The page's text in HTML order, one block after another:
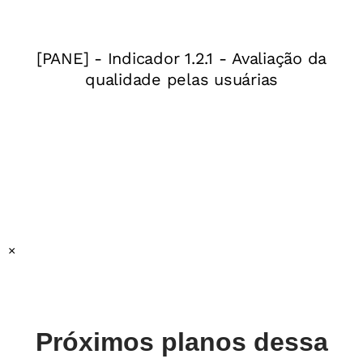
Resolução da atividade - Conjunções
como a função de ligar palavras e frases.
5º ano do Ensino Fundamental
×
Próximos planos dessa